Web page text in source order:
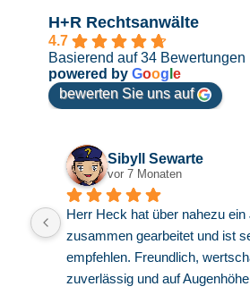
H+R Rechtsanwälte
4.7
Basierend auf 34 Bewertungen
powered by Goog e
bewerten Sie uns auf
Sibyll Sewarte
vor 7 Monaten
Herr Heck hat über nahezu
zusammen gearbeitet und ist
empfehlen. Freundlich,
zuverlässig und auf